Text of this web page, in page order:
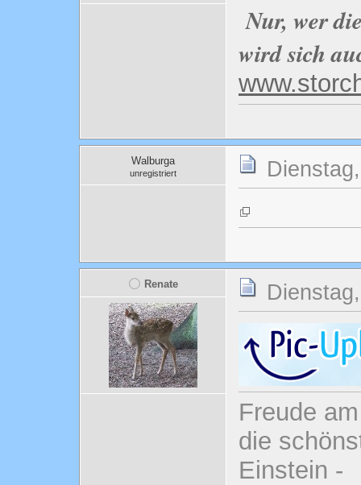
Nur, wer
wird sich
Walburga
unregistriert
Renate
Freude
die
Einstein -